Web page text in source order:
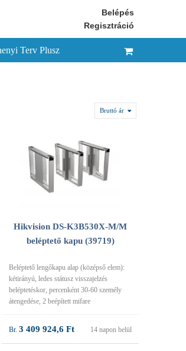
Belépés
Regisztráció
Terv Plusz
Bruttó ár
Hikvision DS-K3B530X-M/M
beléptető kapu (39719)
Beléptető lengőkapu alap (középső elem):
kétirányú, ledes státusz visszajelzés
beléptetéskor, percenként 30-60 személy
átengedése, 2 beépített mifare
3 409 924,6 Ft 14 napon belül